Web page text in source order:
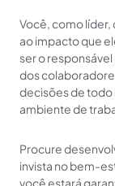
Você, como
ao impacto que
ser o
dos
decisões de todo
ambiente de
Procure
invista no bem-
você estará